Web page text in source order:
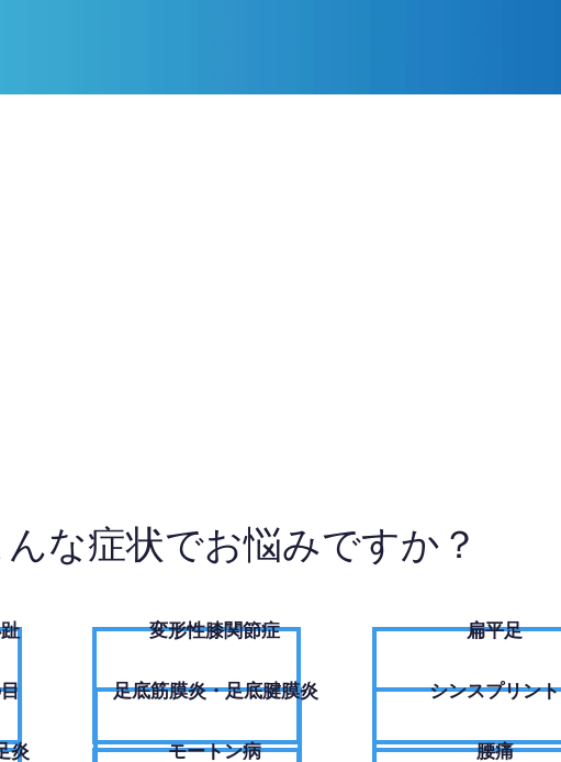
んな症状でお悩みですか？
炎
変形性膝関節症
足底筋膜炎・足底腱膜炎
モートン病
扁平足
シンスプリント
腰痛